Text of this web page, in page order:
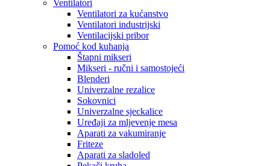
Ventilatori
Ventilatori za kućanstvo
Ventilatori industrijski
Ventilacijski pribor
Pomoć kod kuhanja
Štapni mikseri
Mikseri - ručni i samostojeći
Blenderi
Univerzalne rezalice
Sokovnici
Univerzalne sjeckalice
Uređaji za mljevenje mesa
Aparati za vakumiranje
Friteze
Aparati za sladoled